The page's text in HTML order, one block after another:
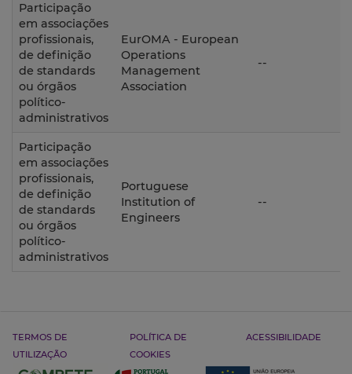
Participação
em associações
profissionais,
de definição
de standards
ou órgãos
político-
administrativos
EurOMA - European
Operations
Management
Association
--
Participação
em associações
profissionais,
de definição
de standards
ou órgãos
político-
administrativos
Portuguese
Institution of
Engineers
--
TERMOS DE
UTILIZAÇÃO
POLÍTICA DE
COOKIES
ACESSIBILIDADE